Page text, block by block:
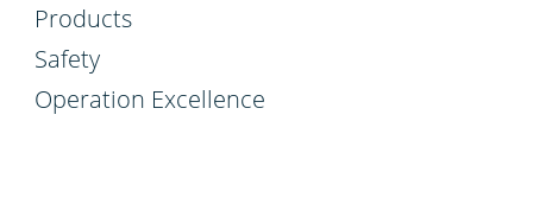
Products
Safety
Operation Excellence